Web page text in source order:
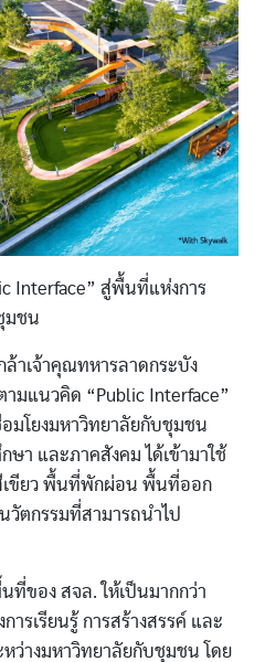
Interface” สู่พื้นที่แห่งการ
มชน
าเจ้าคุณทหารลาดกระบัง
มแนวคิด “Public Interface”
มโยงมหาวิทยาลัยกับชุมชน
ษา และภาคสังคม ได้เข้ามาใช้
ขียว พื้นที่พักผ่อน พื้นที่ออก
ตกรรมที่สามารถนำไป
ที่ของ สจล. ให้เป็นมากกว่า
รเรียนรู้ การสร้างสรรค์ และ
ว่างมหาวิทยาลัยกับชุมชน โดย